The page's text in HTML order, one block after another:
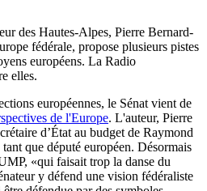
des Hautes-Alpes, Pierre Bernard-
fédérale, propose plusieurs pistes
européens. La Radio
elles.
européennes, le Sénat vient de
de l'Europe. L'auteur, Pierre
d’État au budget de Raymond
que député européen. Désormais
«qui faisait trop la danse du
y défend une vision fédéraliste